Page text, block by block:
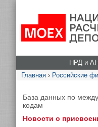
НРД и
Главная › Российские
База данных по
кодам
Новости о